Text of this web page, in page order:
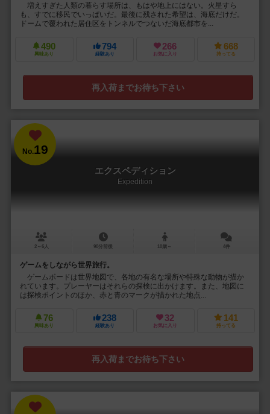
増えすぎた人類の暮らす場所は、もはや地上にはない。火星すら
も、すでに移民でいっぱいだ。最後に残された希望は、海底だけだ。
ドームで覆われた居住区をトンネルでつないだ海底都市を...
490
興味あり
794
経験あり
266
お気に入り
668
持ってる
再入荷までお待ち下さい
No.19
エクスペディション
Expedition
2～6人 90分前後 10歳～ 4件
ゲームをしながら世界旅行。
ゲームボードは世界地図で、各地の有名な場所や特殊な動物が描か
れています。プレーヤーはそれらの探検に出かけます。また、地図に
は探検ポイントのほか、赤と青のマークが描かれた地点...
76
興味あり
238
経験あり
32
お気に入り
141
持ってる
再入荷までお待ち下さい